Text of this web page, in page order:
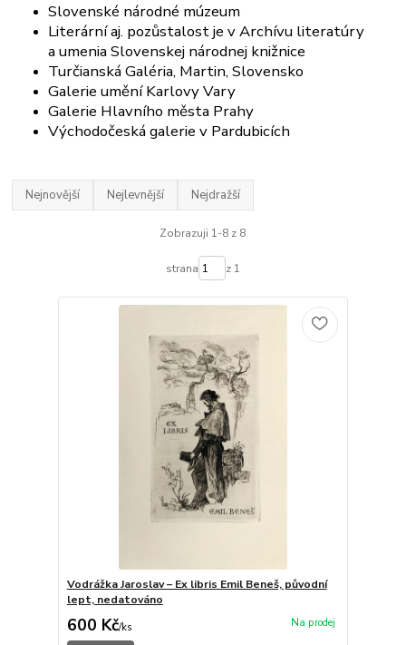
Slovenské národné múzeum
Literární aj. pozůstalost je v Archívu literatúry
a umenia Slovenskej národnej knižnice
Turčianská Galéria, Martin, Slovensko
Galerie umění Karlovy Vary
Galerie Hlavního města Prahy
Východočeská galerie v Pardubicích
Nejnovější Nejlevnější Nejdražší
Zobrazuji 1-8 z 8
strana z 1
Vodrážka Jaroslav – Ex libris Emil Beneš, původní
lept, nedatováno
600 Kč/ks